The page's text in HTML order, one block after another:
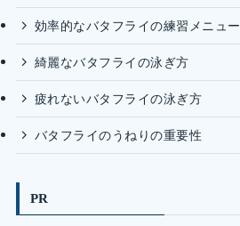
効率的なバタフライの練習メニュー
綺麗なバタフライの泳ぎ方
疲れないバタフライの泳ぎ方
バタフライのうねりの重要性
PR